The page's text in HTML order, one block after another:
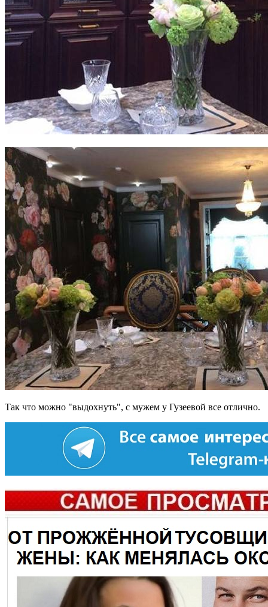
Так что можно "выдохнуть", с мужем у Гузеевой все отлично.